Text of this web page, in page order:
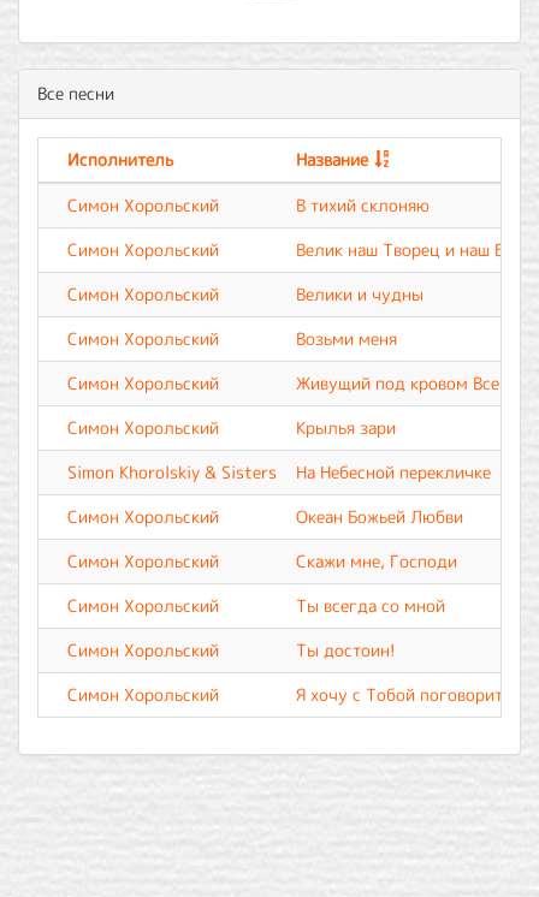
Все песни
Исполнитель
Название
Симон Хорольский
В тихий склоняю
Симон Хорольский
Велик наш Творец и наш Бог
Симон Хорольский
Велики и чудны
Симон Хорольский
Возьми меня
Симон Хорольский
Живущий под кровом
Симон Хорольский
Крылья зари
Simon Khorolskiy & Sisters
На Небесной перекличке
Симон Хорольский
Океан Божьей Любви
Симон Хорольский
Скажи мне, Господи
Симон Хорольский
Ты всегда со мной
Симон Хорольский
Ты достоин!
Симон Хорольский
Я хочу с Тобой поговорить